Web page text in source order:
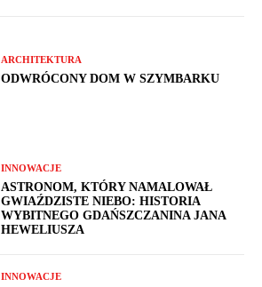
ARCHITEKTURA
ODWRÓCONY DOM W SZYMBARKU
INNOWACJE
ASTRONOM, KTÓRY NAMALOWAŁ
GWIAŹDZISTE NIEBO: HISTORIA
WYBITNEGO GDAŃSZCZANINA JANA
HEWELIUSZA
INNOWACJE